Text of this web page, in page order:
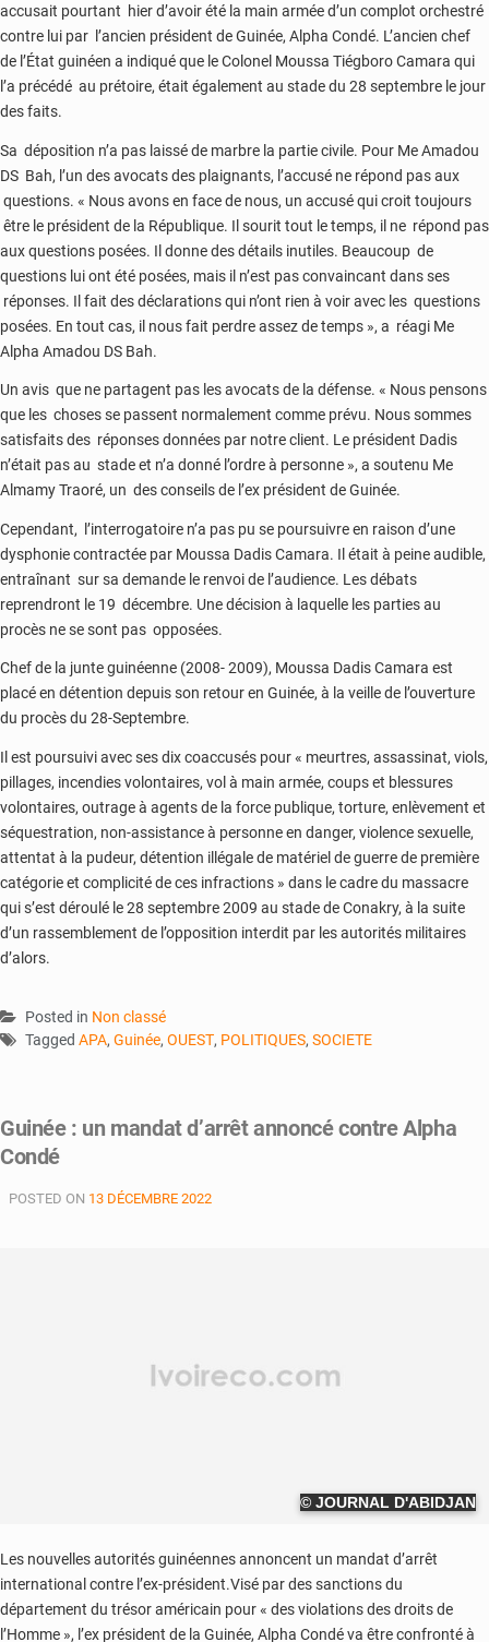
accusait pourtant hier d’avoir été la main armée d’un complot orchestré
contre lui par l’ancien président de Guinée, Alpha Condé. L’ancien chef
de l’État guinéen a indiqué que le Colonel Moussa Tiégboro Camara qui
l’a précédé au prétoire, était également au stade du 28 septembre le jour
des faits.
Sa déposition n’a pas laissé de marbre la partie civile. Pour Me Amadou
DS Bah, l’un des avocats des plaignants, l’accusé ne répond pas aux
questions. « Nous avons en face de nous, un accusé qui croit toujours
être le président de la République. Il sourit tout le temps, il ne répond pas
aux questions posées. Il donne des détails inutiles. Beaucoup de
questions lui ont été posées, mais il n’est pas convaincant dans ses
réponses. Il fait des déclarations qui n’ont rien à voir avec les questions
posées. En tout cas, il nous fait perdre assez de temps », a réagi Me
Alpha Amadou DS Bah.
Un avis que ne partagent pas les avocats de la défense. « Nous pensons
que les choses se passent normalement comme prévu. Nous sommes
satisfaits des réponses données par notre client. Le président Dadis
n’était pas au stade et n’a donné l’ordre à personne », a soutenu Me
Almamy Traoré, un des conseils de l’ex président de Guinée.
Cependant, l’interrogatoire n’a pas pu se poursuivre en raison d’une
dysphonie contractée par Moussa Dadis Camara. Il était à peine audible,
entraînant sur sa demande le renvoi de l’audience. Les débats
reprendront le 19 décembre. Une décision à laquelle les parties au
procès ne se sont pas opposées.
Chef de la junte guinéenne (2008- 2009), Moussa Dadis Camara est
placé en détention depuis son retour en Guinée, à la veille de l’ouverture
du procès du 28-Septembre.
Il est poursuivi avec ses dix coaccusés pour « meurtres, assassinat, viols,
pillages, incendies volontaires, vol à main armée, coups et blessures
volontaires, outrage à agents de la force publique, torture, enlèvement et
séquestration, non-assistance à personne en danger, violence sexuelle,
attentat à la pudeur, détention illégale de matériel de guerre de première
catégorie et complicité de ces infractions » dans le cadre du massacre
qui s’est déroulé le 28 septembre 2009 au stade de Conakry, à la suite
d’un rassemblement de l’opposition interdit par les autorités militaires
d’alors.
Posted in Non classé
Tagged APA, Guinée, OUEST, POLITIQUES, SOCIETE
Guinée : un mandat d’arrêt annoncé contre Alpha
Condé
POSTED ON 13 DÉCEMBRE 2022
© JOURNAL D'ABIDJAN
Les nouvelles autorités guinéennes annoncent un mandat d’arrêt
international contre l’ex-président.Visé par des sanctions du
département du trésor américain pour « des violations des droits de
l’Homme », l’ex président de la Guinée, Alpha Condé va être confronté à